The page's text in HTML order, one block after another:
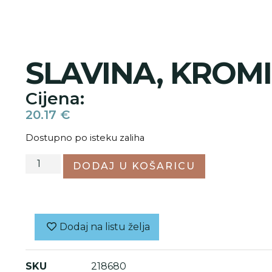
SLAVINA,
Cijena:
20.17 €
Dostupno po isteku zaliha
DODAJ U KOŠARICU
Dodaj na listu želja
SKU
218680